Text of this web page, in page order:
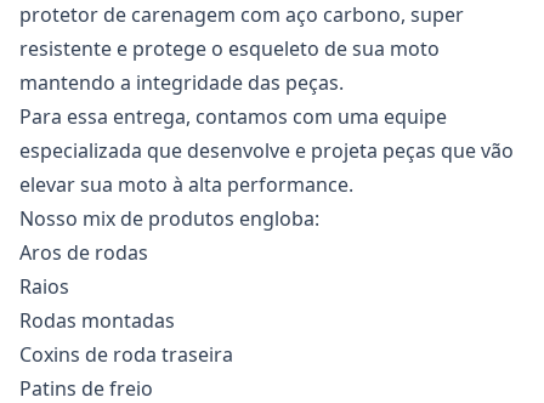
protetor de carenagem com aço carbono, super
resistente e protege o esqueleto de sua moto
mantendo a integridade das peças.
Para essa entrega, contamos com uma equipe
especializada que desenvolve e projeta peças que vão
elevar sua moto à alta performance.
Nosso mix de produtos engloba:
Aros de rodas
Raios
Rodas montadas
Coxins de roda traseira
Patins de freio